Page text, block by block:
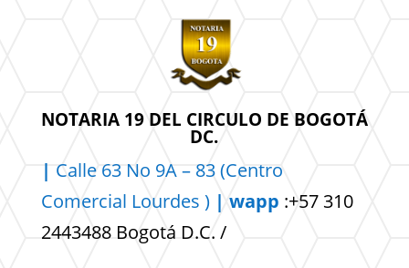
NOTARIA 19 DEL CIRCULO DE BOGOTÁ
DC.
| Calle 63 No 9A – 83 (Centro
Comercial Lourdes ) | wapp :+57 310
2443488 Bogotá D.C. /